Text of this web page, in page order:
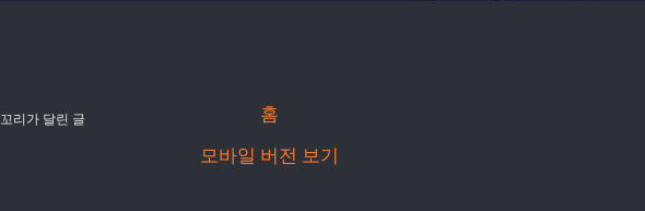
리가 달린 글
홈
모바일 버전 보기